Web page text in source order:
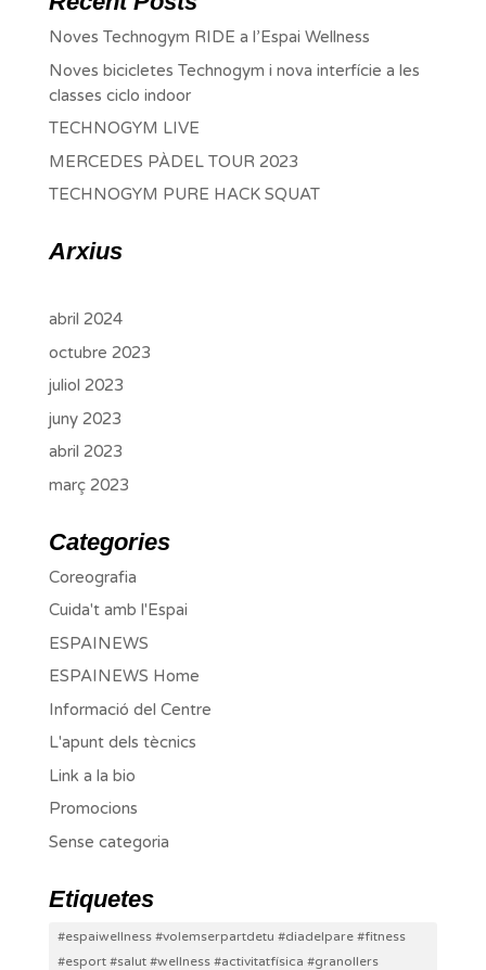
Noves Technogym RIDE a l’Espai Wellness
Noves bicicletes Technogym i nova interfície a les
classes ciclo indoor
TECHNOGYM LIVE
MERCEDES PÀDEL TOUR 2023
TECHNOGYM PURE HACK SQUAT
Arxius
abril 2024
octubre 2023
juliol 2023
juny 2023
abril 2023
març 2023
Categories
Coreografia
Cuida't amb l'Espai
ESPAINEWS
ESPAINEWS Home
Informació del Centre
L'apunt dels tècnics
Link a la bio
Promocions
Sense categoria
Etiquetes
#espaiwellness #volemserpartdetu #diadelpare #fitness
#esport #salut #wellness #activitatfísica #granollers